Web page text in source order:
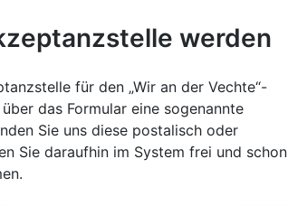
werden
für den „Wir an der Vechte“-
das Formular eine sogenannte
Sie uns diese postalisch oder
Sie daraufhin im System frei und schon